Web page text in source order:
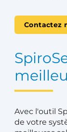
Contactez
Avec l'outil
de votre